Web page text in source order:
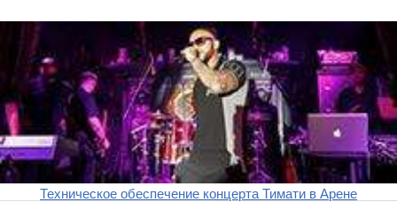
Техническое обеспечение концерта Тимати в Арене